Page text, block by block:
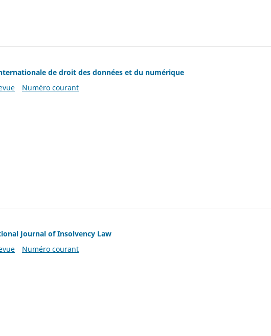
de droit des données et du numérique
Numéro courant
Journal of Insolvency Law
Numéro courant